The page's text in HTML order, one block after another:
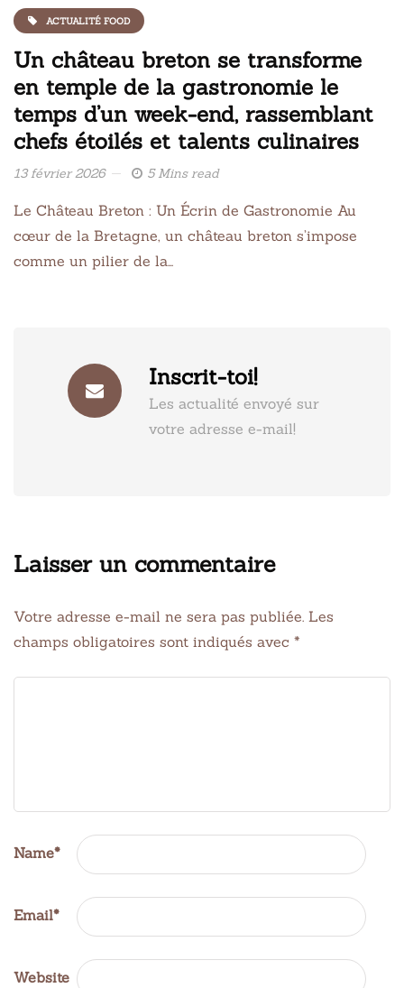
ACTUALITÉ FOOD
Un château breton se transforme
en temple de la gastronomie le
temps d’un week-end, rassemblant
chefs étoilés et talents culinaires
13 février 2026 5 Mins read
Le Château Breton : Un Écrin de Gastronomie Au
cœur de la Bretagne, un château breton s’impose
comme un pilier de la…
Inscrit-toi!
Les actualité envoyé sur
votre adresse e-mail!
Laisser un commentaire
Votre adresse e-mail ne sera pas publiée. Les
champs obligatoires sont indiqués avec *
Name*
Email*
Website